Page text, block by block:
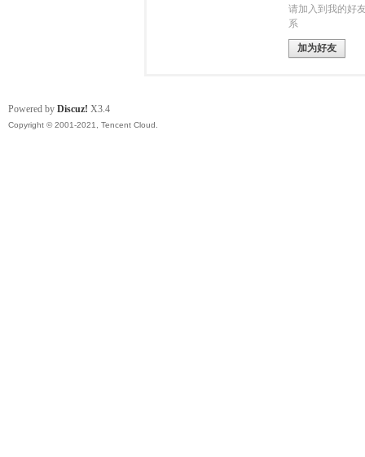
请加入到我的好
系
加为好友
Powered by Discuz! X3.4
Copyright © 2001-2021, Tencent Cloud.